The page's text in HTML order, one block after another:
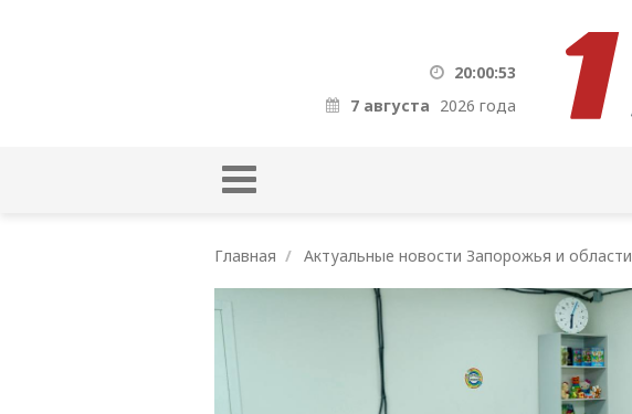
20:00:54
7 августа 2026 года
Главная Актуальные новости Запорожья и области